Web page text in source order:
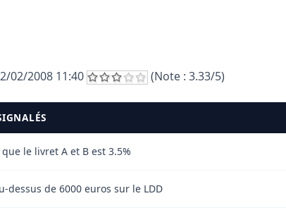
02/2008 11:40 (Note : 3.33/5)
le livret A et B est 3.5%
dessus de 6000 euros sur le LDD